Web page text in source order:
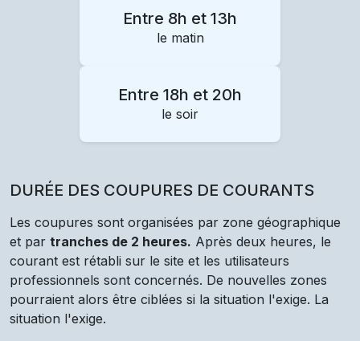
Entre 8h et 13h
le matin
Entre 18h et 20h
le soir
DURÉE DES COUPURES DE COURANTS
Les coupures sont organisées par zone géographique
et par tranches de 2 heures. Après deux heures, le
courant est rétabli sur le site et les utilisateurs
professionnels sont concernés. De nouvelles zones
pourraient alors être ciblées si la situation l'exige. La
situation l'exige.